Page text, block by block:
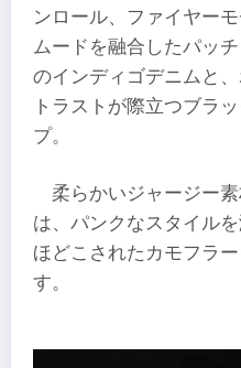
ンロール、ファイヤー
ムードを融合したパッ
のインディゴデニムと
トラストが際立つブラ
プ。
柔らかいジャージー
は、パンクなスタイル
ほどこされたカモフラ
す。